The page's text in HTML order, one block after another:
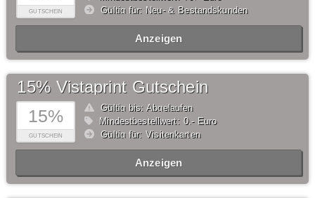
GUTSCHEIN
Gültig für: Neu- & Bestandskunden
Anzeigen
15%
GUTSCHEIN
15% Vistaprint Gutschein
Gültig bis: Abgelaufen
Mindestbestellwert: 0,- Euro
Gültig für: Visitenkarten
Anzeigen